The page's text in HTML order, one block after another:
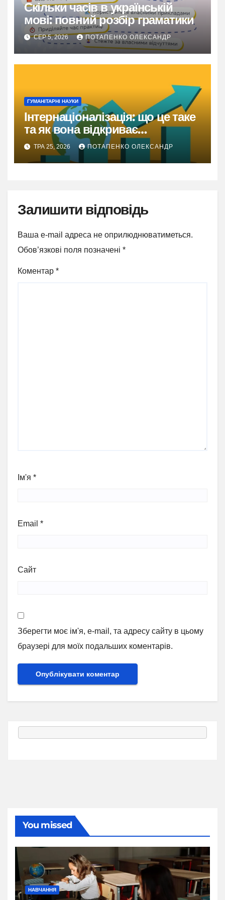
Скільки часів в українській
мові: повний розбір граматики
СЕР 5, 2026 ПОТАПЕНКО ОЛЕКСАНДР
ГУМАНІТАРНІ НАУКИ
Інтернаціоналізація: що це таке
та як вона відкриває
глобальний ринок
ТРА 25, 2026 ПОТАПЕНКО ОЛЕКСАНДР
Залишити відповідь
Ваша e-mail адреса не оприлюднюватиметься.
Обов’язкові поля позначені *
Коментар *
Ім'я *
Email *
Сайт
Зберегти моє ім'я, e-mail, та адресу сайту в цьому
браузері для моїх подальших коментарів.
You missed
НАВЧАННЯ